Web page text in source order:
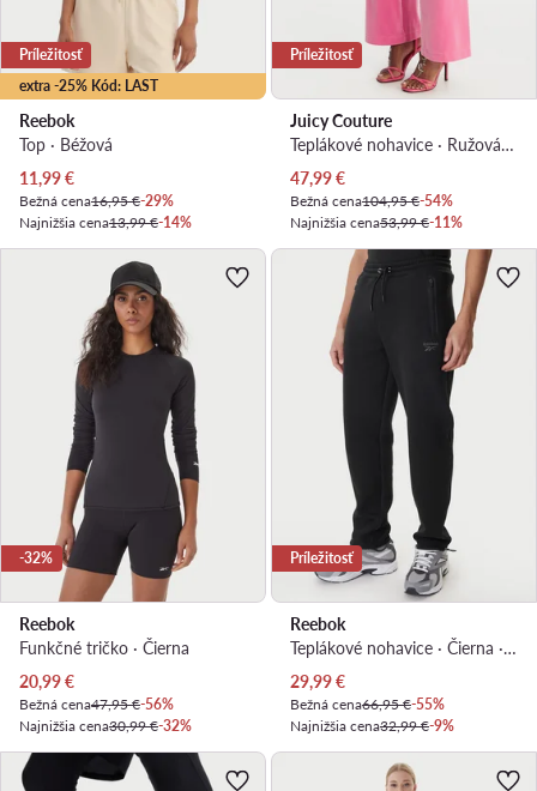
extra -25% Kód: LAST
Príležitosť
Reebok
Top · Béžová
Aktuálna cena
11,99€
Bežná cena16,95 €-29%
Najnižšia cena13,99 €-14%
Príležitosť
Juicy Couture
Teplákové nohavice · Ružová · Regular fit
Aktuálna cena
47,99€
Bežná cena104,95 €-54%
Najnižšia cena53,99 €-11%
-32%
Reebok
Funkčné tričko · Čierna
Aktuálna cena
20,99€
Bežná cena47,95 €-56%
Najnižšia cena30,99 €-32%
Príležitosť
Reebok
Teplákové nohavice · Čierna · Regular fit
Aktuálna cena
29,99€
Bežná cena66,95 €-55%
Najnižšia cena32,99 €-9%